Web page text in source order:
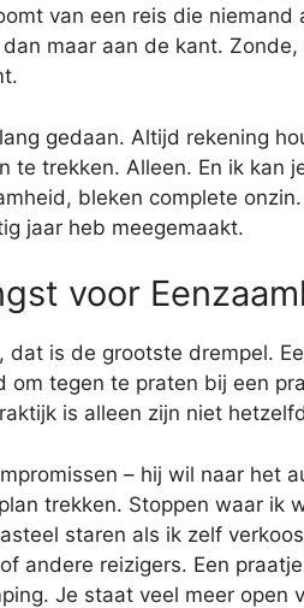
van een reis die
maar aan de kant.
gedaan. Altijd rekening
te trekken. Alleen. En ik kan
bleken complete
jaar heb meegemaakt.
voor
dat is de grootste drempel.
om tegen te praten bij een
is alleen zijn niet
– hij wil naar het
trekken. Stoppen waar ik
staren als ik zelf
andere reizigers. Een
Je staat veel meer open